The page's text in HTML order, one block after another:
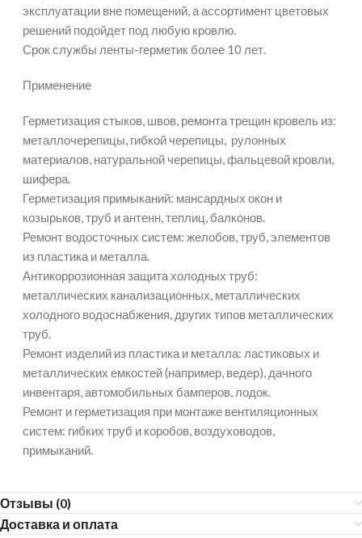
эксплуатации вне помещений, а ассортимент цветовых
решений подойдет под любую кровлю.
Срок службы ленты-герметик более 10 лет.
Применение
Герметизация стыков, швов, ремонта трещин кровель из:
металлочерепицы, гибкой черепицы, рулонных
материалов, натуральной черепицы, фальцевой кровли,
шифера.
Герметизация примыканий: мансардных окон и
козырьков, труб и антенн, теплиц, балконов.
Ремонт водосточных систем: желобов, труб, элементов
из пластика и металла.
Антикоррозионная защита холодных труб:
металлических канализационных, металлических
холодного водоснабжения, других типов металлических
труб.
Ремонт изделий из пластика и металла: ластиковых и
металлических емкостей (например, ведер), дачного
инвентаря, автомобильных бамперов, лодок.
Ремонт и герметизация при монтаже вентиляционных
систем: гибких труб и коробов, воздуховодов,
примыканий.
Отзывы (0)
Доставка и оплата